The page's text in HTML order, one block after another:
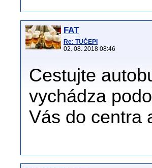
FAT
Re: TUČEPI
02. 08. 2018 08:46
Cestujte
vychádza
Vás do centra